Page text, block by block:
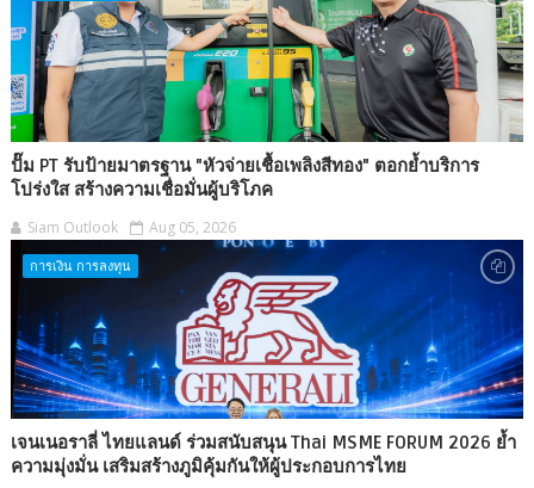
ปั๊ม PT รับป้ายมาตรฐาน "หัวจ่ายเชื้อเพลิงสีทอง" ตอกย้ำบริการ
โปร่งใส สร้างความเชื่อมั่นผู้บริโภค
Siam Outlook Aug 05, 2026
การเงิน การลงทุน
เจนเนอราลี่ ไทยแลนด์ ร่วมสนับสนุน Thai MSME FORUM 2026 ย้ำ
ความมุ่งมั่น เสริมสร้างภูมิคุ้มกันให้ผู้ประกอบการไทย